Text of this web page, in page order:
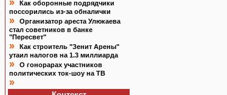
»
Как оборонные подрядчики
поссорились из-за обналички
»
Организатор ареста Улюкаева
стал советников в банке
"Пересвет"
»
Как строитель "Зенит Арены"
утаил налогов на 1.3 миллиарда
»
О гонорарах участников
политических ток-шоу на ТВ
»